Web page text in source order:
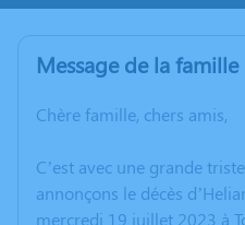
Message de la famille
Chère famille, chers amis,
C’est avec une grande
annonçons le décès
mercredi 19 juillet 2023 à